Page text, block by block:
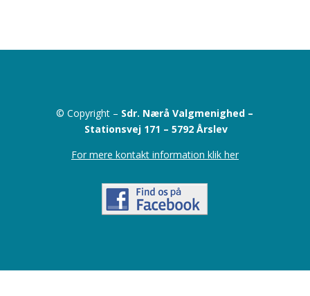
© Copyright – Sdr. Nærå Valgmenighed –
Stationsvej 171 –5792 Årslev
For mere kontakt information klik her